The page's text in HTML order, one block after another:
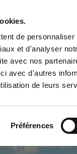
de
et d'analyser
avec nos
avec d'autres
de leurs
Préférences
en Irlande Pêche